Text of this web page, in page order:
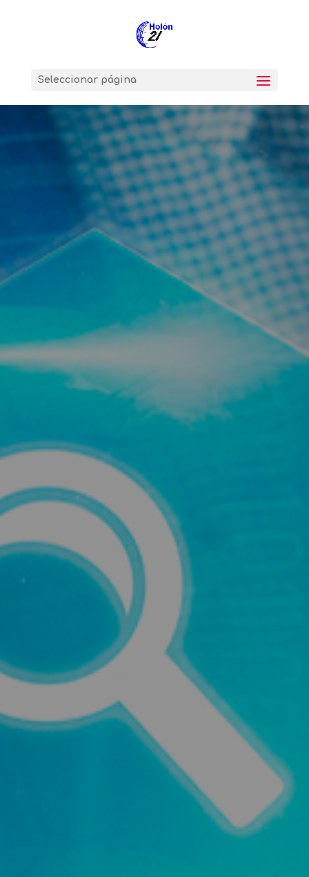
Seleccionar página